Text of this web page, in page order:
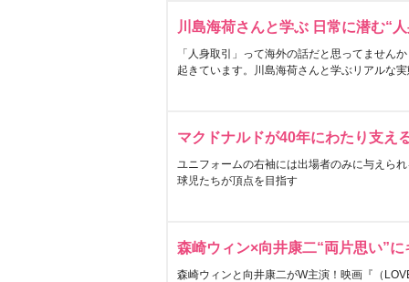
川島海荷さんと学ぶ 日常に潜む“
「人身取引」って海外の話だと思ってません
起きています。川島海荷さんと学ぶリアルな
マクドナルドが40年にわたり支え
ユニフォームの右袖には出場者のみに与えら
球児たちが頂点を目指す
森崎ウィン×向井康二“両片思い”
森崎ウィンと向井康二がW主演！映画『（